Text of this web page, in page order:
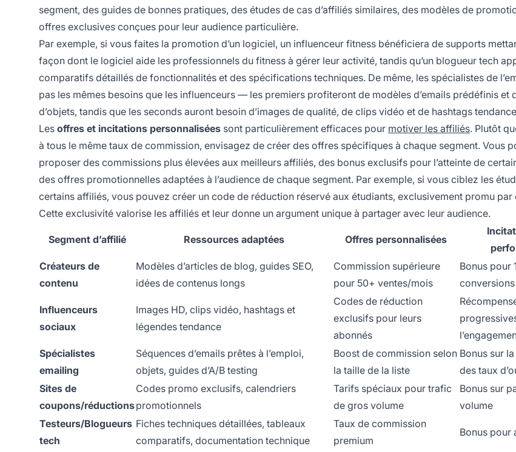
segment, des guides de bonnes pratiques, des études de cas d’affiliés similaires, des modèles de
offres exclusives conçues pour leur audience particulière.
Par exemple, si vous faites la promotion d’un logiciel, un influenceur fitness bénéficiera de supports
façon dont le logiciel aide les professionnels du fitness à gérer leur activité, tandis qu’un blogueur tech
comparatifs détaillés de fonctionnalités et des spécifications techniques. De même, les spécialistes de
pas les mêmes besoins que les influenceurs — les premiers profiteront de modèles d’emails prédéfinis et
d’objets, tandis que les seconds auront besoin d’images de qualité, de clips vidéo et de hashtags
Les offres et incitations personnalisées sont particulièrement efficaces pour motiver les affiliés. Plutôt
à tous le même taux de commission, envisagez de créer des offres spécifiques à chaque segment. Vous
proposer des commissions plus élevées aux meilleurs affiliés, des bonus exclusifs pour l’atteinte de
des offres promotionnelles adaptées à l’audience de chaque segment. Par exemple, si vous ciblez les
certains affiliés, vous pouvez créer un code de réduction réservé aux étudiants, exclusivement promu par
Cette exclusivité valorise les affiliés et leur donne un argument unique à partager avec leur audience.
Segment d’affilié Ressources adaptées Offres personnalisées
Créateurs de
contenu
Modèles d’articles de blog, guides SEO,
idées de contenus longs
Commission supérieure
pour 50+ ventes/mois
Bonus pour
Influenceurs
sociaux
Images HD, clips vidéo, hashtags et
légendes tendance
Codes de réduction
exclusifs pour leurs
abonnés
Spécialistes
emailing
Séquences d’emails prêtes à l’emploi,
objets, guides d’A/B testing
Boost de commission selon
la taille de la liste
Bonus sur
des taux
Sites de
coupons/réductions
Codes promo exclusifs, calendriers
promotionnels
Tarifs spéciaux pour trafic
de gros volume
Bonus sur
volume
Testeurs/Blogueurs
tech
Fiches techniques détaillées, tableaux
comparatifs, documentation technique
Taux de commission
premium
Bonus pour